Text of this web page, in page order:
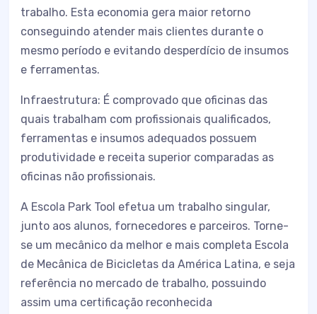
trabalho. Esta economia gera maior retorno
conseguindo atender mais clientes durante o
mesmo período e evitando desperdício de insumos
e ferramentas.
Infraestrutura: É comprovado que oficinas das
quais trabalham com profissionais qualificados,
ferramentas e insumos adequados possuem
produtividade e receita superior comparadas as
oficinas não profissionais.
A Escola Park Tool efetua um trabalho singular,
junto aos alunos, fornecedores e parceiros. Torne-
se um mecânico da melhor e mais completa Escola
de Mecânica de Bicicletas da América Latina, e seja
referência no mercado de trabalho, possuindo
assim uma certificação reconhecida